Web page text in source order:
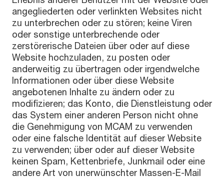
angegliederten oder verlinkten Websites nicht
zu unterbrechen oder zu stören; keine Viren
oder sonstige unterbrechende oder
zerstörerische Dateien über oder auf diese
Website hochzuladen, zu posten oder
anderweitig zu übertragen oder irgendwelche
Informationen oder über diese Website
angebotenen Inhalte zu ändern oder zu
modifizieren; das Konto, die Dienstleistung oder
das System einer anderen Person nicht ohne
die Genehmigung von MCAM zu verwenden
oder eine falsche Identität auf dieser Website
zu verwenden; über oder auf dieser Website
keinen Spam, Kettenbriefe, Junkmail oder eine
andere Art von unerwünschter Massen-E-Mail